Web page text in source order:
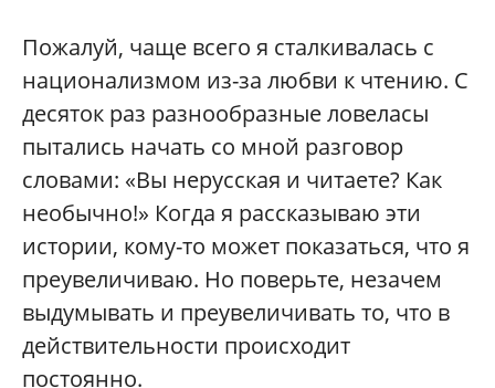
Пожалуй, чаще всего я сталкивалась с
национализмом из-за любви к чтению. С
десяток раз разнообразные ловеласы
пытались начать со мной разговор
словами: «Вы нерусская и читаете? Как
необычно!» Когда я рассказываю эти
истории, кому-то может показаться, что я
преувеличиваю. Но поверьте, незачем
выдумывать и преувеличивать то, что в
действительности происходит
постоянно.